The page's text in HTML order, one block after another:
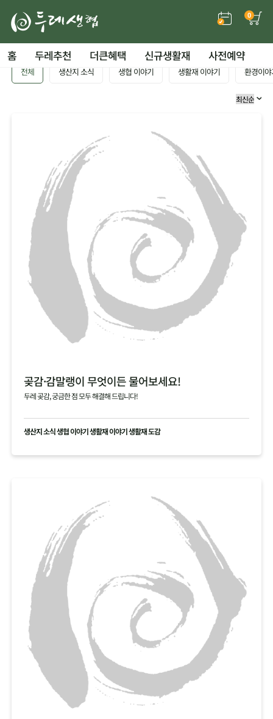
0
홈 두레추천 더큰혜택 신규생활재 사전예약
전체 생산지 소식 생협 이야기 생활재 이야기 환경이
곶감·감말랭이 무엇이든 물어보세요!
두레 곶감, 궁금한 점 모두 해결해 드립니다!
생산지 소식 생협 이야기 생활재 이야기 생활재 도감